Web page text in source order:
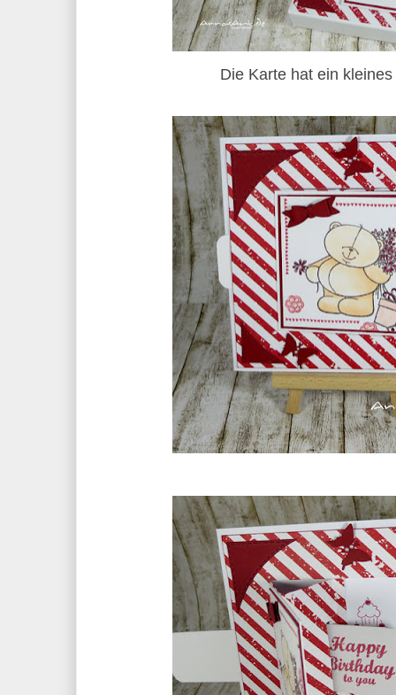
Die Karte hat ein